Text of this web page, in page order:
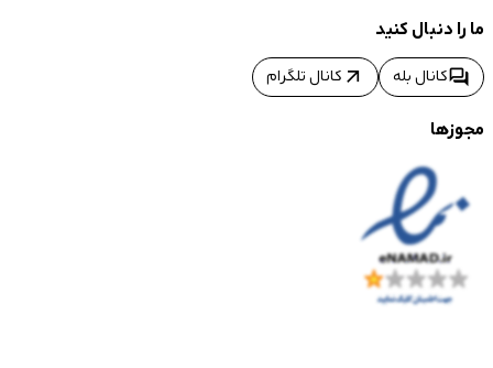
ما را دنبال کنید
forumکانال بله arrow_outward کانال تلگرام
مجوزها